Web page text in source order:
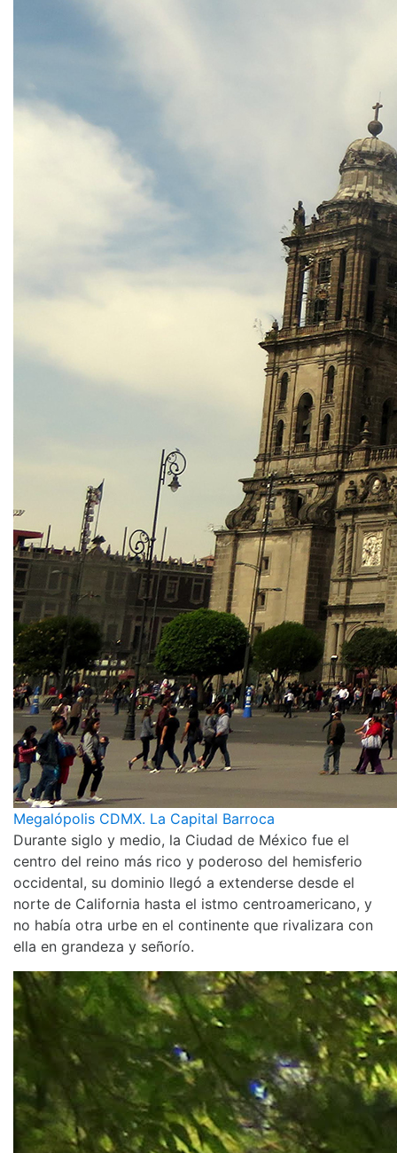
Megalópolis CDMX. La Capital Barroca
Durante siglo y medio, la Ciudad de México fue el
centro del reino más rico y poderoso del hemisferio
occidental, su dominio llegó a extenderse desde el
norte de California hasta el istmo centroamericano, y
no había otra urbe en el continente que rivalizara con
ella en grandeza y señorío.